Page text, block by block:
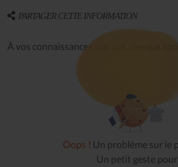
PARTAGER CETTE INFORMATION
À vos connaissances, sur vos réseaux
Oops ! Un problème sur le
Un petit geste pour